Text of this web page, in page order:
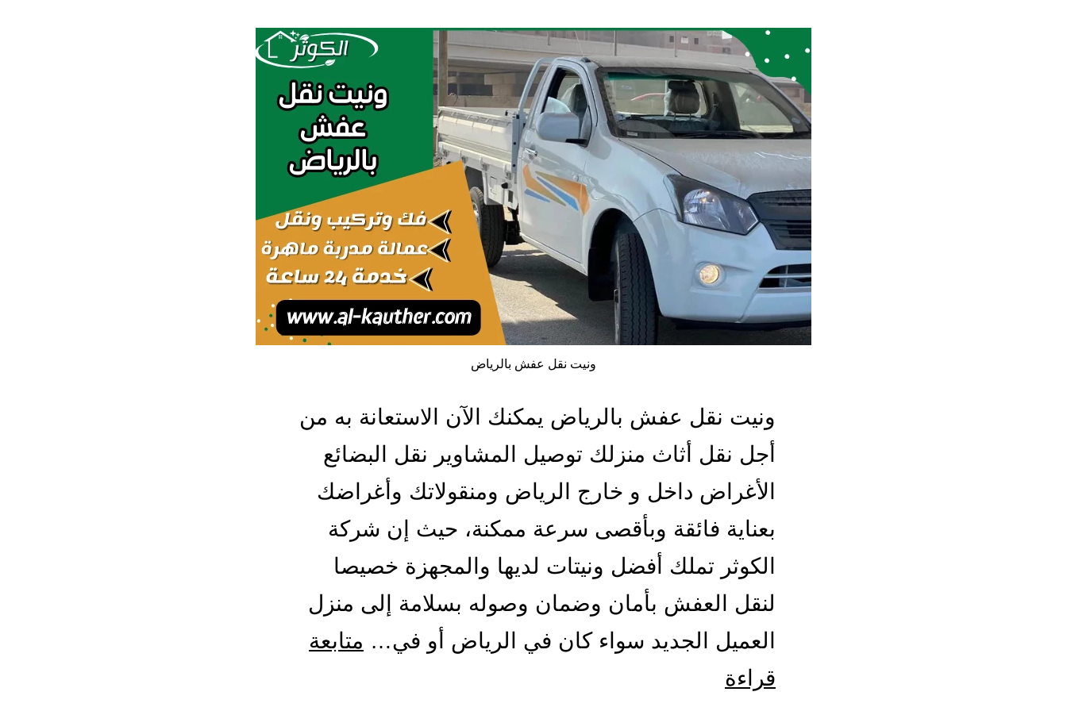
ونيت نقل عفش بالرياض
ونيت نقل عفش بالرياض يمكنك الآن الاستعانة به من
أجل نقل أثاث منزلك توصيل المشاوير نقل البضائع
الأغراض داخل و خارج الرياض ومنقولاتك وأغراضك
بعناية فائقة وبأقصى سرعة ممكنة، حيث إن شركة
الكوثر تملك أفضل ونيتات لديها والمجهزة خصيصا
لنقل العفش بأمان وضمان وصوله بسلامة إلى منزل
العميل الجديد سواء كان في الرياض أو في… متابعة
قراءة